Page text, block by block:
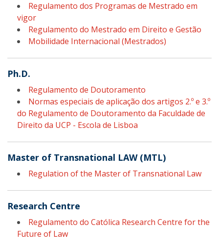
Regulamento dos Programas de Mestrado em
vigor
Regulamento do Mestrado em Direito e Gestão
Mobilidade Internacional (Mestrados)
Ph.D.
Regulamento de Doutoramento
Normas especiais de aplicação dos artigos 2.º e 3.º
do Regulamento de Doutoramento da Faculdade de
Direito da UCP - Escola de Lisboa
Master of Transnational LAW (MTL)
Regulation of the Master of Transnational Law
Research Centre
Regulamento do Católica Research Centre for the
Future of Law